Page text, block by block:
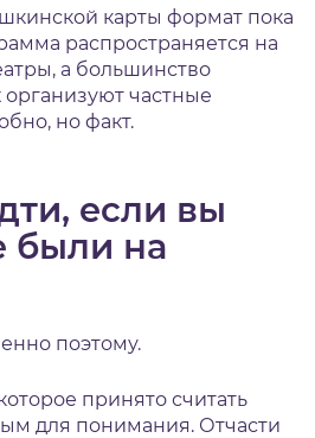
карты формат пока
распространяется на
а большинство
частные
но факт.
если вы
были на
поэтому.
принято считать
для понимания. Отчасти